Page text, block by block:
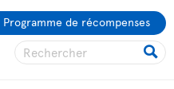
Programme de récompenses